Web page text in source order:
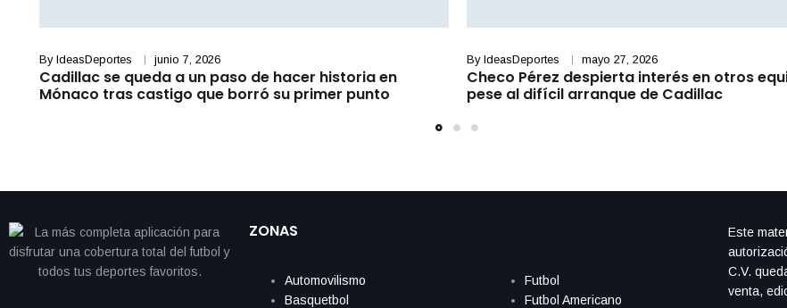
By IdeasDeportes junio 7, 2026
Cadillac se queda a un paso de hacer historia en
Mónaco tras castigo que borró su primer punto
By IdeasDeportes mayo 27, 2026
Checo Pérez despierta interés en otros
pese al difícil arranque de Cadillac
ZONAS
Automovilismo
Basquetbol
Futbol
Futbol Americano
Este
C.V.
venta,